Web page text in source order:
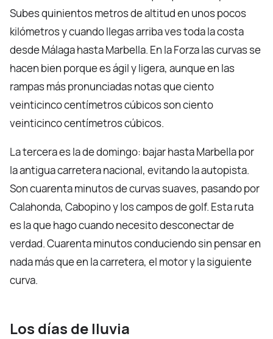
Subes quinientos metros de altitud en unos pocos
kilómetros y cuando llegas arriba ves toda la costa
desde Málaga hasta Marbella. En la Forza las curvas se
hacen bien porque es ágil y ligera, aunque en las
rampas más pronunciadas notas que ciento
veinticinco centímetros cúbicos son ciento
veinticinco centímetros cúbicos.
La tercera es la de domingo: bajar hasta Marbella por
la antigua carretera nacional, evitando la autopista.
Son cuarenta minutos de curvas suaves, pasando por
Calahonda, Cabopino y los campos de golf. Esta ruta
es la que hago cuando necesito desconectar de
verdad. Cuarenta minutos conduciendo sin pensar en
nada más que en la carretera, el motor y la siguiente
curva.
Los días de lluvia